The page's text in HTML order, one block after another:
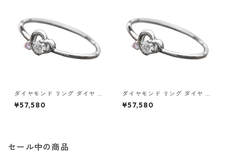
ダイヤモンド リング ダイヤ ア
イスブルーダイヤ 合計0.06ct
10.5号 プラチナ Pt950 ハート
¥57,580
ダイヤモンド リング ダイヤ ア
イスブルーダイヤ 合計0.06ct
11号 プラチナ Pt950 ハートモ
¥57,580
セール中の商品